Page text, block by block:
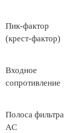
Пик-фактор
(крест-фактор)
Входное
сопротивление
Полоса фильтра
AC